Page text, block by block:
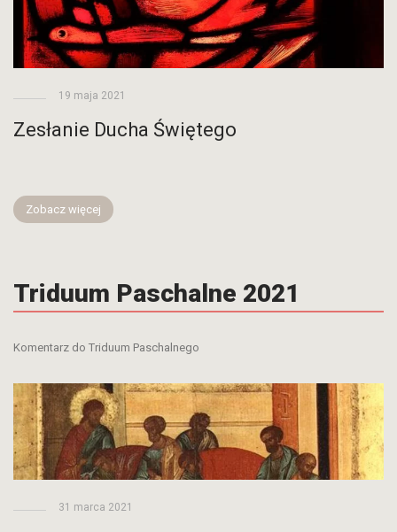
19 maja 2021
Zesłanie Ducha Świętego
Zobacz więcej
Triduum Paschalne 2021
Komentarz do Triduum Paschalnego
31 marca 2021